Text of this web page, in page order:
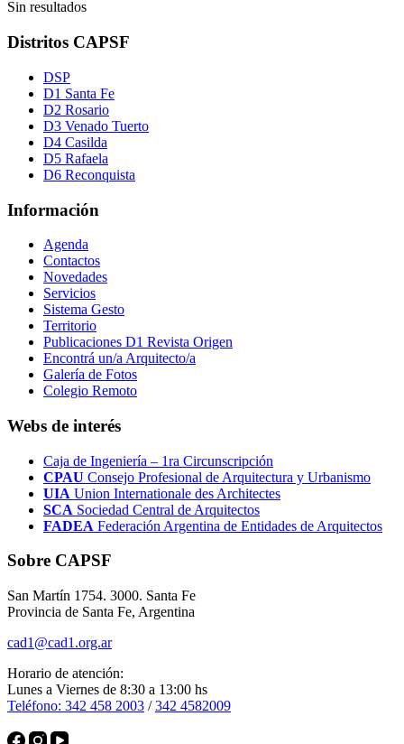
Sin resultados
Distritos CAPSF
DSP
D1 Santa Fe
D2 Rosario
D3 Venado Tuerto
D4 Casilda
D5 Rafaela
D6 Reconquista
Información
Agenda
Contactos
Novedades
Servicios
Sistema Gesto
Territorio
Publicaciones D1 Revista Origen
Encontrá un/a Arquitecto/a
Galería de Fotos
Colegio Remoto
Webs de interés
Caja de Ingeniería – 1ra Circunscripción
CPAU Consejo Profesional de Arquitectura y Urbanismo
UIA Union Internationale des Architectes
SCA Sociedad Central de Arquitectos
FADEA Federación Argentina de Entidades de Arquitectos
Sobre CAPSF
San Martín 1754. 3000. Santa Fe
Provincia de Santa Fe, Argentina
cad1@cad1.org.ar
Horario de atención:
Lunes a Viernes de 8:30 a 13:00 hs
Teléfono: 342 458 2003 /342 4582009